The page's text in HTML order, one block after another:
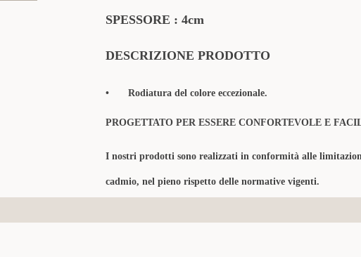
SPESSORE : 4cm
DESCRIZIONE PRODOTTO
• Rodiatura del colore eccezionale.
PROGETTATO PER ESSERE CONFORTEVOLE E
I nostri prodotti sono realizzati in conformità alle
cadmio, nel pieno rispetto delle normative vigenti.